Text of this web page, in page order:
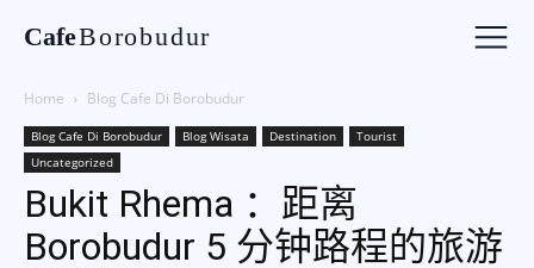
CafeBorobudur
Home Blog Cafe Di Borobudur
Blog Cafe Di Borobudur Blog Wisata Destination
Tourist
Uncategorized
Bukit Rhema ：距离
Borobudur 5 分钟路程的旅游